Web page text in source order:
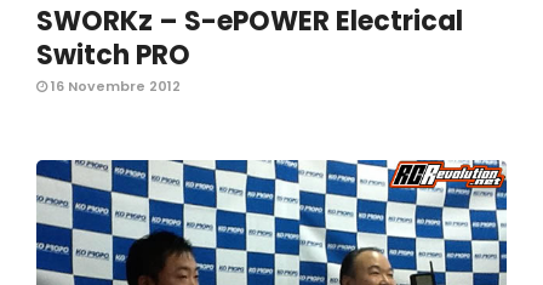
SWORKz – S-ePOWER Electrical
Switch PRO
16 Novembre 2012